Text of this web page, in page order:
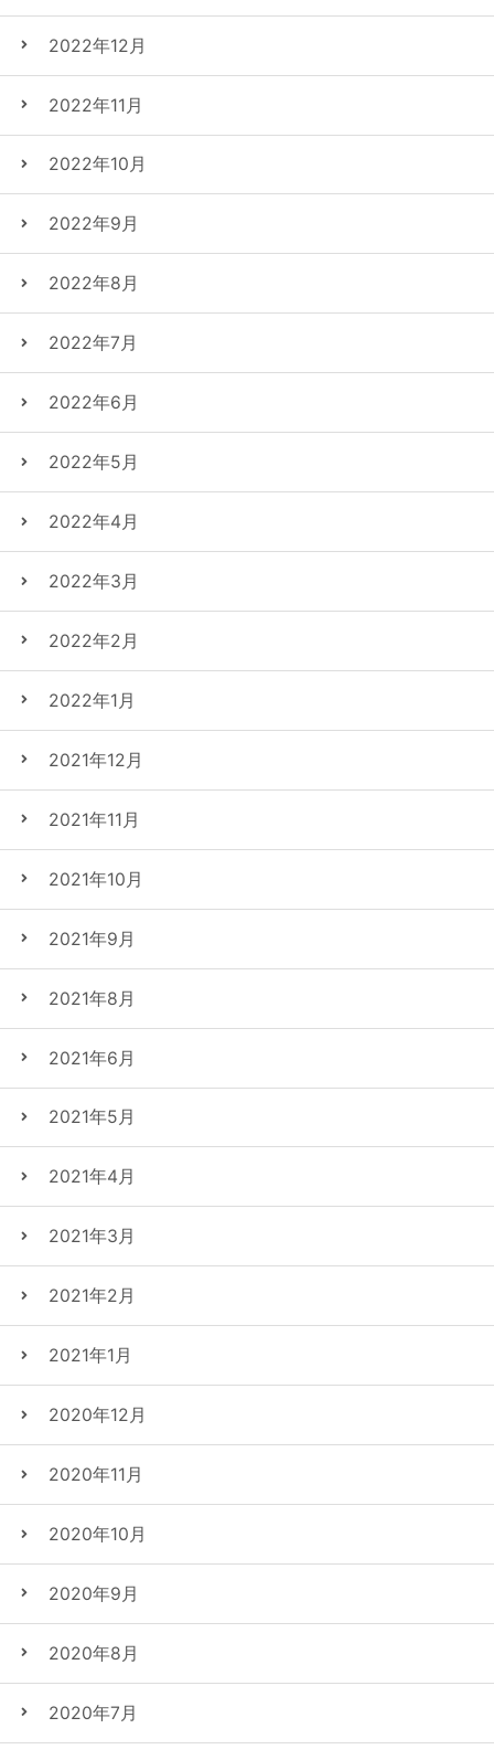
2022年12月
2022年11月
2022年10月
2022年9月
2022年8月
2022年7月
2022年6月
2022年5月
2022年4月
2022年3月
2022年2月
2022年1月
2021年12月
2021年11月
2021年10月
2021年9月
2021年8月
2021年6月
2021年5月
2021年4月
2021年3月
2021年2月
2021年1月
2020年12月
2020年11月
2020年10月
2020年9月
2020年8月
2020年7月